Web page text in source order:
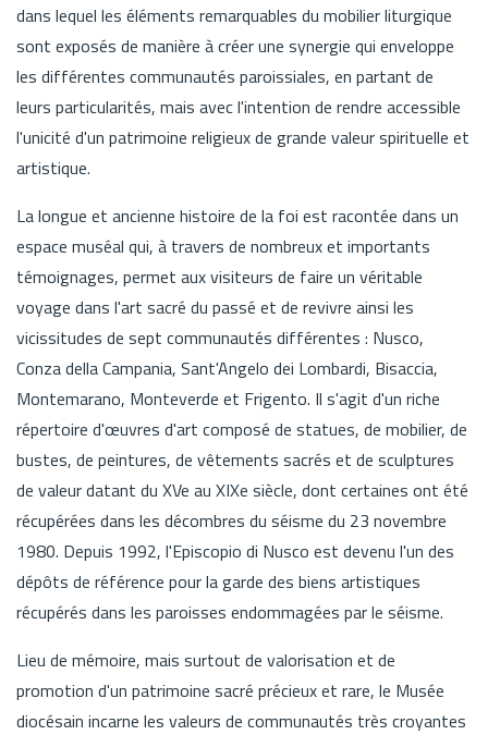
dans lequel les éléments remarquables du mobilier liturgique
sont exposés de manière à créer une synergie qui enveloppe
les différentes communautés paroissiales, en partant de
leurs particularités, mais avec l'intention de rendre accessible
l'unicité d'un patrimoine religieux de grande valeur spirituelle et
artistique.
La longue et ancienne histoire de la foi est racontée dans un
espace muséal qui, à travers de nombreux et importants
témoignages, permet aux visiteurs de faire un véritable
voyage dans l'art sacré du passé et de revivre ainsi les
vicissitudes de sept communautés différentes : Nusco,
Conza della Campania, Sant'Angelo dei Lombardi, Bisaccia,
Montemarano, Monteverde et Frigento. Il s'agit d'un riche
répertoire d'œuvres d'art composé de statues, de mobilier, de
bustes, de peintures, de vêtements sacrés et de sculptures
de valeur datant du XVe au XIXe siècle, dont certaines ont été
récupérées dans les décombres du séisme du 23 novembre
1980. Depuis 1992, l'Episcopio di Nusco est devenu l'un des
dépôts de référence pour la garde des biens artistiques
récupérés dans les paroisses endommagées par le séisme.
Lieu de mémoire, mais surtout de valorisation et de
promotion d'un patrimoine sacré précieux et rare, le Musée
diocésain incarne les valeurs de communautés très croyantes